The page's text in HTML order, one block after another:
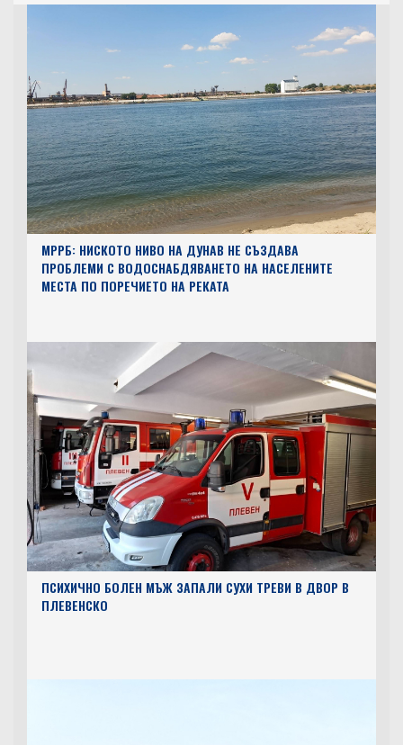
МРРБ: НИСКОТО НИВО НА ДУНАВ НЕ СЪЗДАВА
ПРОБЛЕМИ С ВОДОСНАБДЯВАНЕТО НА НАСЕЛЕНИТЕ
МЕСТА ПО ПОРЕЧИЕТО НА РЕКАТА
ПСИХИЧНО БОЛЕН МЪЖ ЗАПАЛИ СУХИ ТРЕВИ В ДВОР В
ПЛЕВЕНСКО